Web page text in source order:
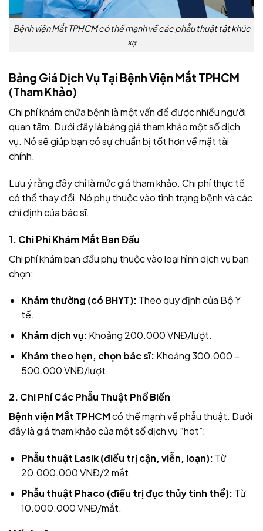
Bệnh viện Mắt TPHCM có thế mạnh về các phẫu thuật tật khúc
xạ
Bảng Giá Dịch Vụ Tại Bệnh Viện Mắt TPHCM
(Tham Khảo)
Chi phí khám chữa bệnh là một vấn đề được nhiều người
quan tâm. Dưới đây là bảng giá tham khảo một số dịch
vụ. Nó sẽ giúp bạn có sự chuẩn bị tốt hơn về mặt tài
chính.
Lưu ý rằng đây chỉ là mức giá tham khảo. Chi phí thực tế
có thể thay đổi. Nó phụ thuộc vào tình trạng bệnh và các
chỉ định của bác sĩ.
1. Chi Phí Khám Mắt Ban Đầu
Chi phí khám ban đầu phụ thuộc vào loại hình dịch vụ bạn
chọn:
Khám thường (có BHYT): Theo quy định của Bộ Y
tế.
Khám dịch vụ: Khoảng 200.000 VNĐ/lượt.
Khám theo hẹn, chọn bác sĩ: Khoảng 300.000 –
500.000 VNĐ/lượt.
2. Chi Phí Các Phẫu Thuật Phổ Biến
Bệnh viện Mắt TPHCMcó thế mạnh về phẫu thuật. Dưới
đây là giá tham khảo của một số dịch vụ “hot”:
Phẫu thuật Lasik (điều trị cận, viễn, loạn): Từ
20.000.000 VNĐ/2 mắt.
Phẫu thuật Phaco (điều trị đục thủy tinh thể): Từ
10.000.000 VNĐ/mắt.